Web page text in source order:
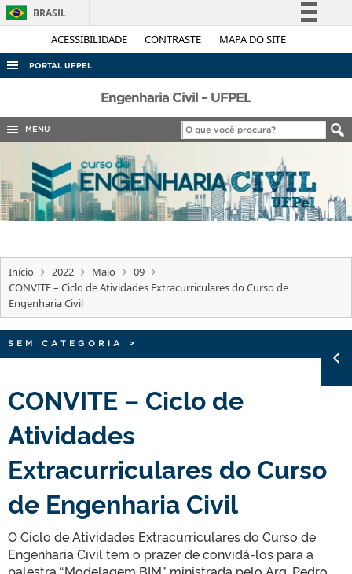
ACESSIBILIDADE CONTRASTE MAPA DO SITE
BRASIL
Simplifique!
Legislação
PORTAL UFPEL
ACESSO À INFORMAÇÃO
AUDITORIA
CONCURSOS
EDITAIS
TELEFONES
Engenharia Civil – UFPEL
MENU
Início 2022 Maio
09
CONVITE – Ciclo de Atividades Extracurriculares do Curso de
Engenharia Civil
SEM CATEGORIA >
CONVITE – Ciclo de
Atividades
Extracurriculares do Curso
de Engenharia Civil
O Ciclo de Atividades Extracurriculares do Curso de
Engenharia Civil tem o prazer de convidá-los para a
palestra “Modelagem BIM”, ministrada pelo Arq. Pedro